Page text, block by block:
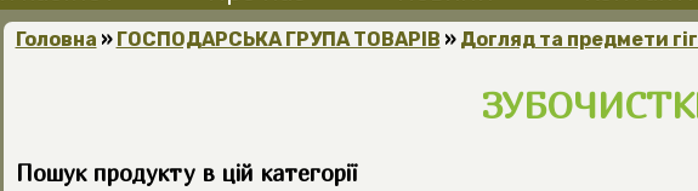
Головна » ГОСПОДАРСЬКА ГРУПА ТОВАРІВ » Догляд та предмети
Пошук продукту в цій категорії